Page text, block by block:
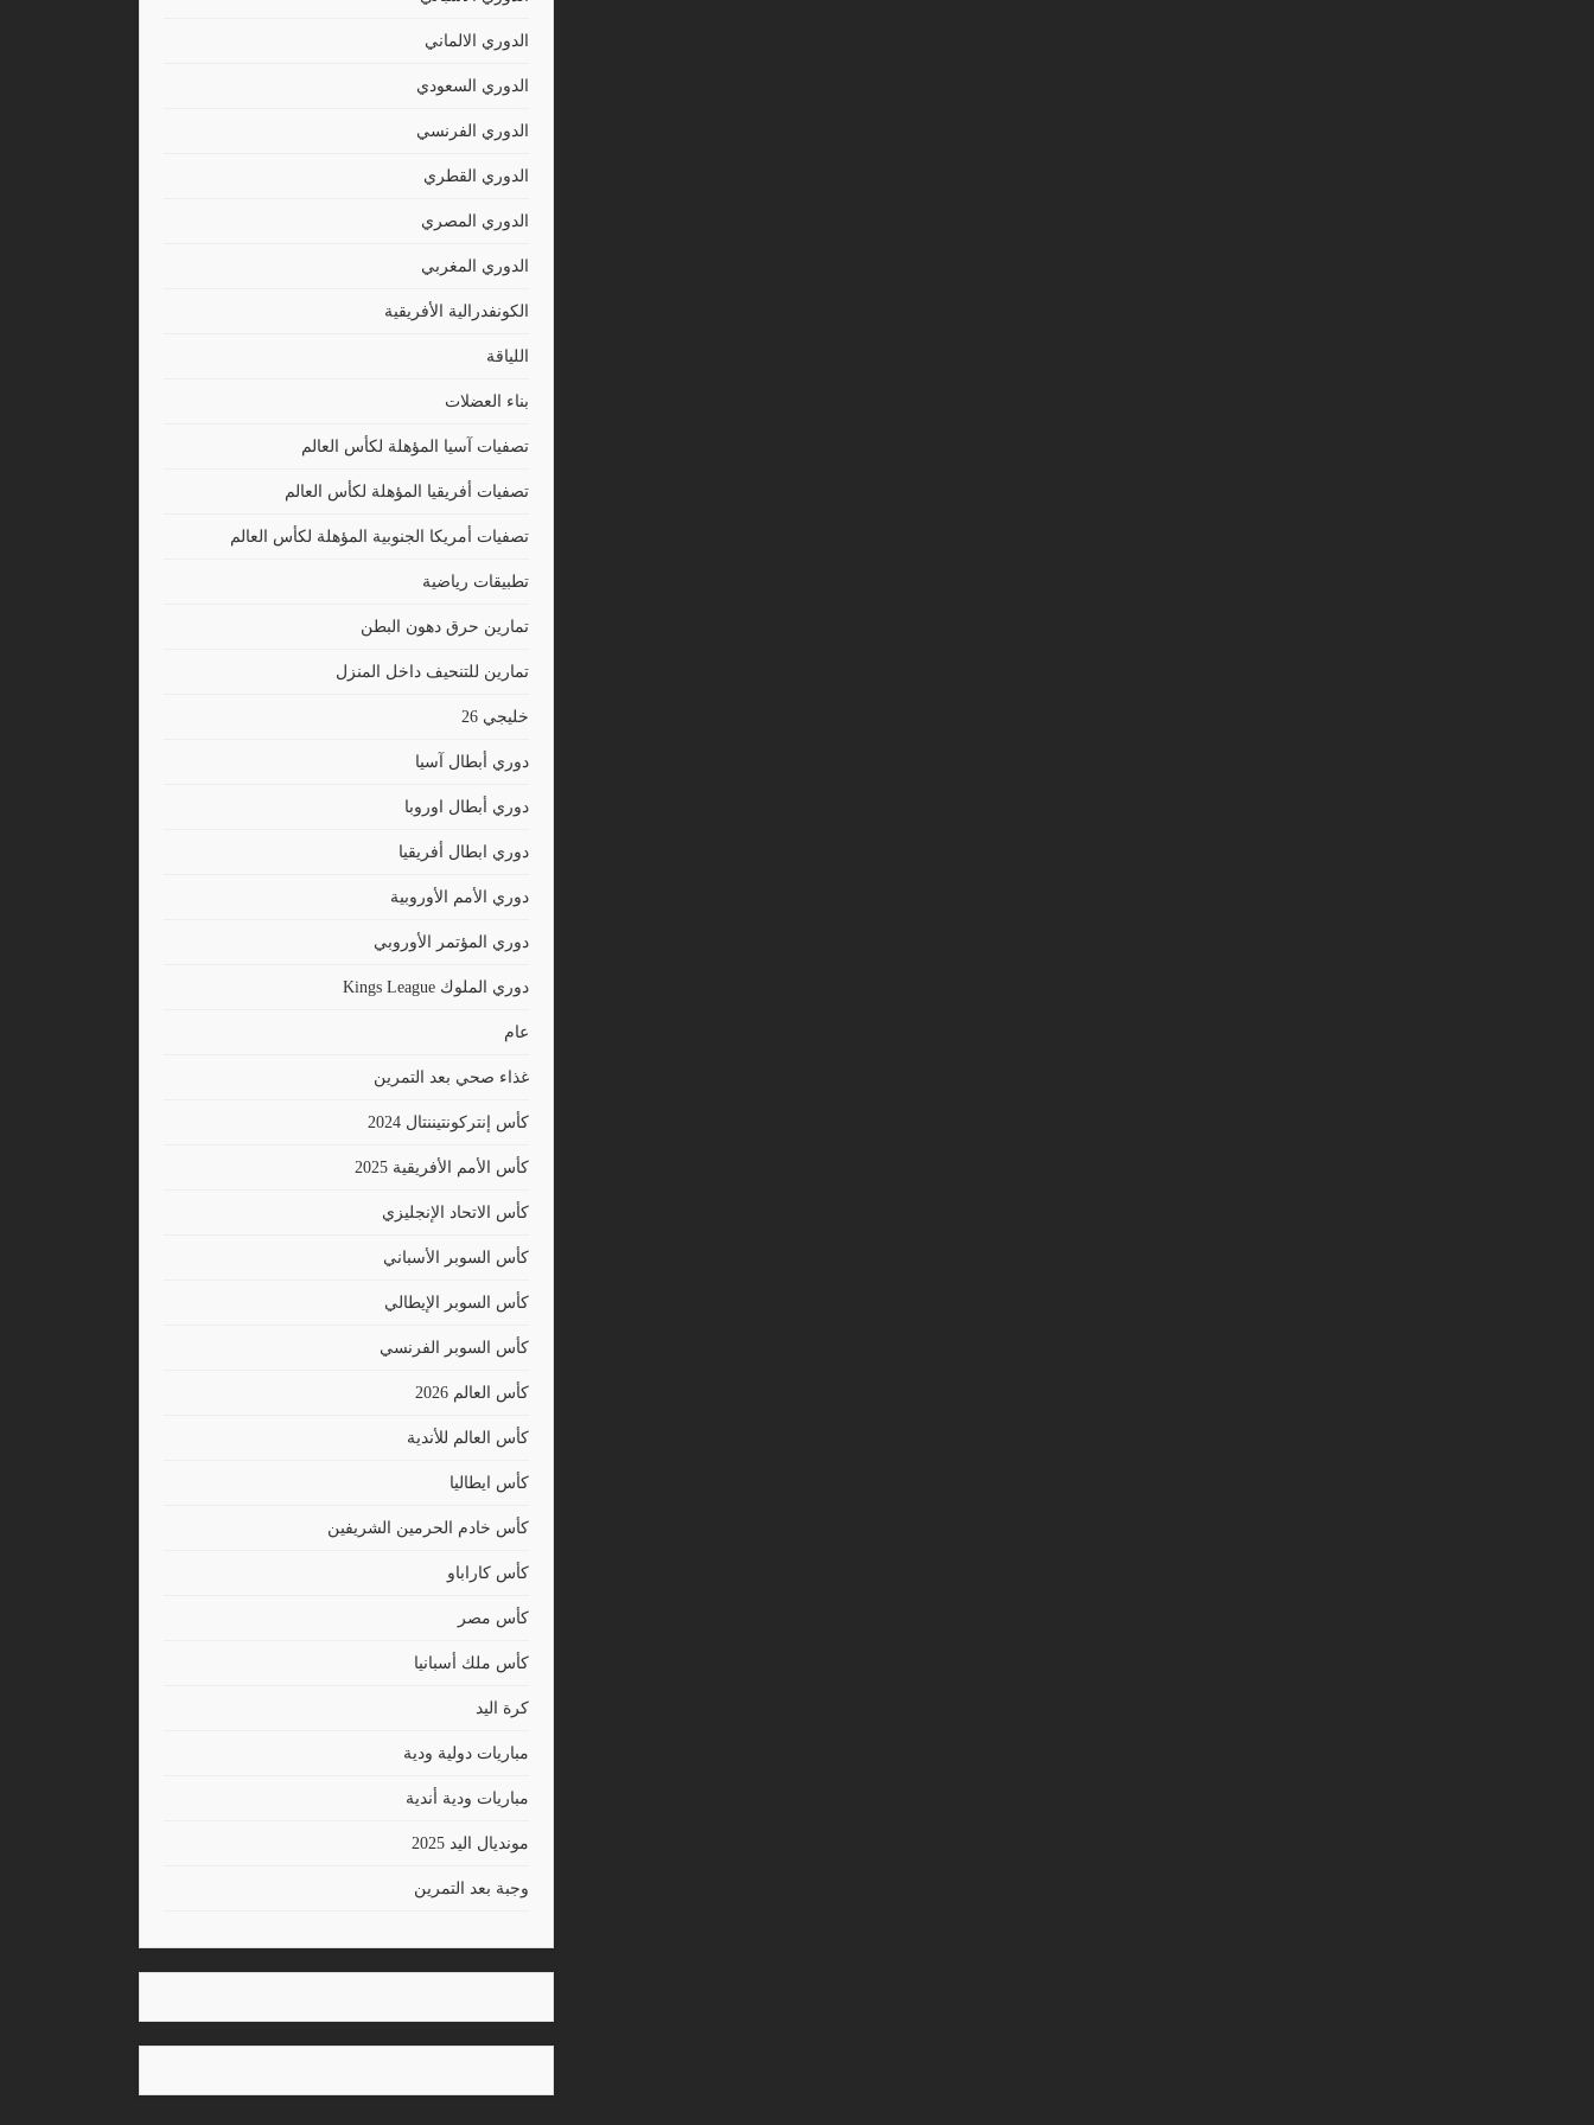
الدوري الالماني
الدوري السعودي
الدوري الفرنسي
الدوري القطري
الدوري المصري
الدوري المغربي
الكونفدرالية الأفريقية
اللياقة
بناء العضلات
تصفيات آسيا المؤهلة لكأس العالم
تصفيات أفريقيا المؤهلة لكأس العالم
تصفيات أمريكا الجنوبية المؤهلة لكأس العالم
تطبيقات رياضية
تمارين حرق دهون البطن
تمارين للتنحيف داخل المنزل
خليجي 26
دوري أبطال آسيا
دوري أبطال اوروبا
دوري ابطال أفريقيا
دوري الأمم الأوروبية
دوري المؤتمر الأوروبي
دوري الملوك Kings League
عام
غذاء صحي بعد التمرين
كأس إنتركونتيننتال 2024
كأس الأمم الأفريقية 2025
كأس الاتحاد الإنجليزي
كأس السوبر الأسباني
كأس السوبر الإيطالي
كأس السوبر الفرنسي
كأس العالم 2026
كأس العالم للأندية
كأس ايطاليا
كأس خادم الحرمين الشريفين
كأس كاراباو
كأس مصر
كأس ملك أسبانيا
كرة اليد
مباريات دولية ودية
مباريات ودية أندية
مونديال اليد 2025
وجبة بعد التمرين